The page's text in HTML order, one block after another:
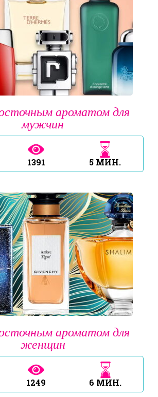
ароматом для
мужчин
1391 5 МИН.
ароматом для
женщин
1249 6 МИН.